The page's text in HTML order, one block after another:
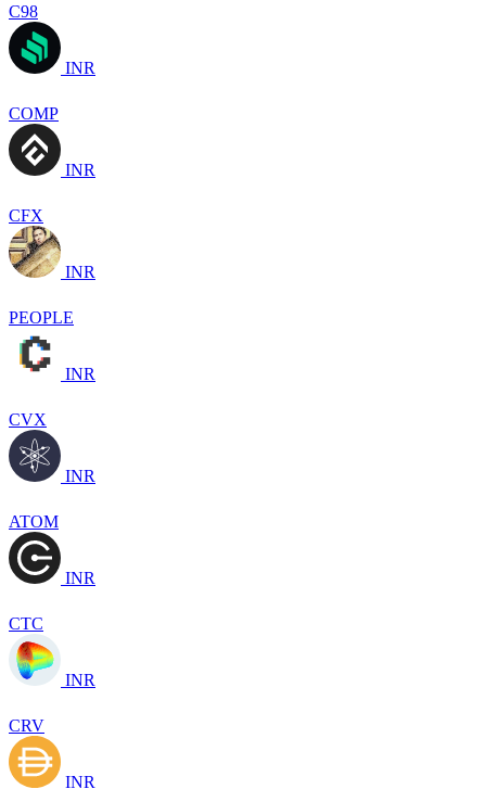
C98
INR
COMP
INR
CFX
INR
PEOPLE
INR
CVX
INR
ATOM
INR
CTC
INR
CRV
INR